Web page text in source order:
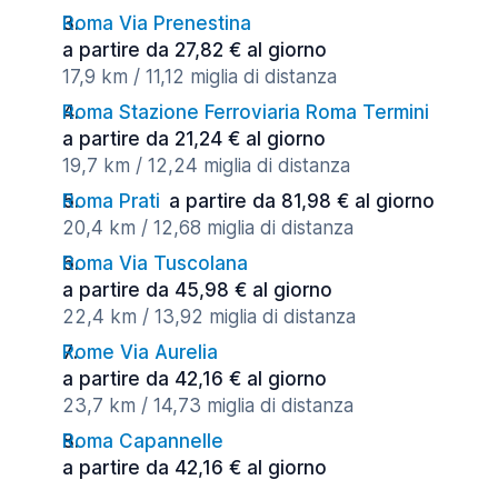
Roma Via Prenestina
a partire da 27,82 € al giorno
17,9 km / 11,12 miglia di distanza
Roma Stazione Ferroviaria Roma Termini
a partire da 21,24 € al giorno
19,7 km / 12,24 miglia di distanza
Roma Prati a partire da 81,98 € al giorno
20,4 km / 12,68 miglia di distanza
Roma Via Tuscolana
a partire da 45,98 € al giorno
22,4 km / 13,92 miglia di distanza
Rome Via Aurelia
a partire da 42,16 € al giorno
23,7 km / 14,73 miglia di distanza
Roma Capannelle
a partire da 42,16 € al giorno